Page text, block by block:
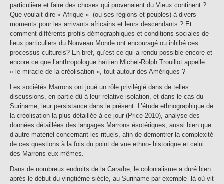
particulière et faire des choses qui provenaient du Vieux continent ?
Que voulait dire « Afrique » (ou ses régions et peuples) à divers
moments pour les arrivants africains et leurs descendants ? Et
comment différents profils démographiques et conditions sociales de
lieux particuliers du Nouveau Monde ont encouragé ou inhibé ces
processus culturels? En bref, qu’est ce qui a rendu possible encore et
encore ce que l’anthropologue haïtien Michel-Rolph Trouillot appelle
« le miracle de la créolisation », tout autour des Amériques ?
Les sociétés Marrons ont joué un rôle privilégié dans de telles
discussions, en partie dû à leur relative isolation, et dans le cas du
Suriname, leur persistance dans le présent. L’étude ethnographique de
la créolisation la plus détaillée à ce jour (Price 2010), analyse des
données détaillées des langages Marrons ésotériques, aussi bien que
d’autre matériel concernant les rituels, afin de démontrer la complexité
de ces questions à la fois du point de vue ethno- historique et celui
des Marrons eux-mêmes.
Dans de nombreux endroits de la Caraïbe, le colonialisme a duré bien
après le début du vingtième siècle, au Suriname par exemple- là où vit